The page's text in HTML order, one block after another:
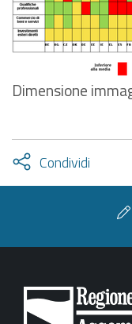
Dimensione
Condividi
Attiva
condividi